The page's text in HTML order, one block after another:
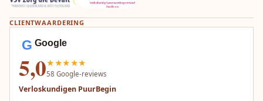
CLIENTWAARDERING
G Google
5,0★★★★★
58 Google-reviews
Verloskundigen PuurBegin